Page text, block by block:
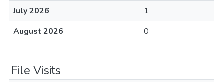
July 2026
1
August 2026
0
File Visits